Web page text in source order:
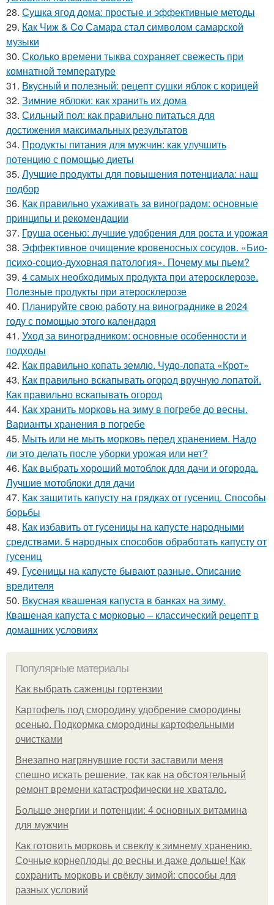
28. Сушка ягод дома: простые и эффективные методы
29. Как Чиж & Co Самара стал символом самарской
музыки
30. Сколько времени тыква сохраняет свежесть при
комнатной температуре
31. Вкусный и полезный: рецепт сушки яблок с корицей
32. Зимние яблоки: как хранить их дома
33. Сильный пол: как правильно питаться для
достижения максимальных результатов
34. Продукты питания для мужчин: как улучшить
потенцию с помощью диеты
35. Лучшие продукты для повышения потенциала: наш
подбор
36. Как правильно ухаживать за виноградом: основные
принципы и рекомендации
37. Груша осенью: лучшие удобрения для роста и урожая
38. Эффективное очищение кровеносных сосудов. «Био-
психо-социо-духовная патология». Почему мы пьем?
39. 4 самых необходимых продукта при атеросклерозе.
Полезные продукты при атеросклерозе
40. Планируйте свою работу на винограднике в 2024
году с помощью этого календаря
41. Уход за виноградником: основные особенности и
подходы
42. Как правильно копать землю. Чудо-лопата «Крот»
43. Как правильно вскапывать огород вручную лопатой.
Как правильно вскапывать огород
44. Как хранить морковь на зиму в погребе до весны.
Варианты хранения в погребе
45. Мыть или не мыть морковь перед хранением. Надо
ли это делать после уборки урожая или нет?
46. Как выбрать хороший мотоблок для дачи и огорода.
Лучшие мотоблоки для дачи
47. Как защитить капусту на грядках от гусениц. Способы
борьбы
48. Как избавить от гусеницы на капусте народными
средствами. 5 народных способов обработать капусту от
гусениц
49. Гусеницы на капусте бывают разные. Описание
вредителя
50. Вкусная квашеная капуста в банках на зиму.
Квашеная капуста с морковью – классический рецепт в
домашних условиях
Популярные материалы
Как выбрать саженцы гортензии
Картофель под смородину удобрение смородины
осенью. Подкормка смородины картофельными
очистками
Внезапно нагрянувшие гости заставили меня
спешно искать решение, так как на обстоятельный
ремонт времени катастрофически не хватало.
Больше энергии и потенции: 4 основных витамина
для мужчин
Как готовить морковь и свеклу к зимнему хранению.
Сочные корнеплоды до весны и даже дольше! Как
сохранить морковь и свёклу зимой: способы для
разных условий